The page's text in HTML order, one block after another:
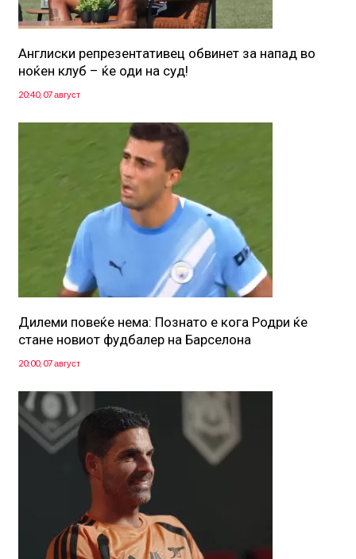
Англиски репрезентативец обвинет за напад во
ноќен клуб – ќе оди на суд!
20:40, 07 август
Дилеми повеќе нема: Познато е кога Родри ќе
стане новиот фудбалер на Барселона
20:00, 07 август